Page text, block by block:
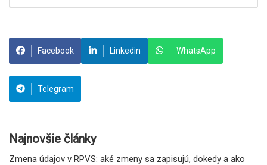
Facebook Linkedin WhatsApp
Telegram
Najnovšie články
Zmena údajov v RPVS: aké zmeny sa zapisujú, dokedy a ako